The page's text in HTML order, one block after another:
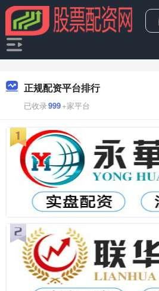
正规配资平台排行
已收录999+家平台